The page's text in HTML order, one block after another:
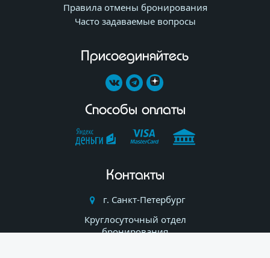
Правила отмены бронирования
Часто задаваемые вопросы
Присоединяйтесь
Способы оплаты
Контакты
г. Санкт-Петербург
Круглосуточный отдел
бронирования